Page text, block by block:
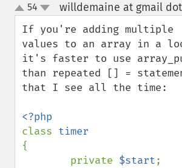
up
down
54 willdemaine at gmail
If you're adding multiple
values to an array in a
it's faster to use
than repeated [] =
that I see all the time:
class
{
        private
$start;